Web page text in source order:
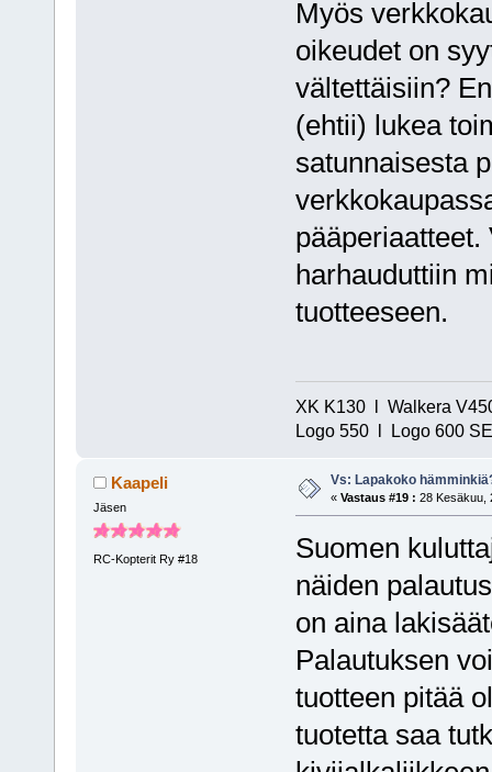
Myös
oikeudet on
vältettäisiin?
(ehtii) lukea
satunnaisesta
pääperiaatteet.
harhauduttiin
tuotteeseen.
XK K130 l Walkera
Logo 550 l Logo 600
Kaapeli
Jäsen
RC-Kopterit Ry #18
Vs: Lapakoko
« Vastaus #19 : 28 Kesäkuu,
Suomen
näiden
on aina
Palautuksen
tuotteen pitää
tuotetta saa